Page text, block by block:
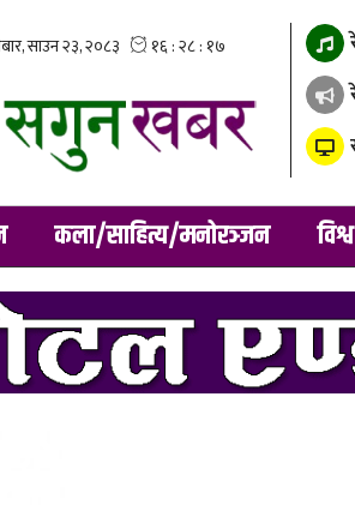
कला/साहित्य/मनोरञ्जन विश्व